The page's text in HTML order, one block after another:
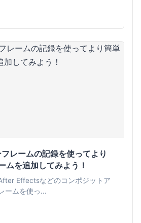
レームの記録を使ってより
ムを追加してみよう！
Effectsなどのコンポジットア
ームを使っ...